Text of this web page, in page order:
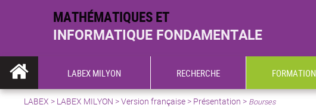
MATHÉMATIQUES ET
INFORMATIQUE FONDAMENTALE
LABEX MILYON RECHERCHE FORMATION
LABEX > LABEX MILYON >Version française> Présentation > Bourses